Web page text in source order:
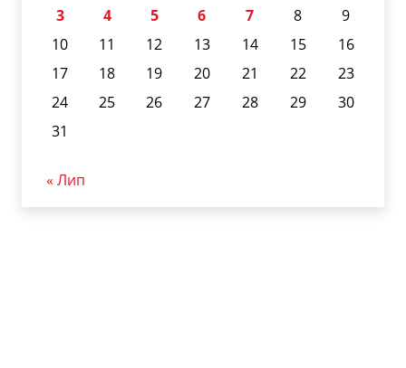
3
4 5 6 7 8
9
10
11 12 13 14 15
16
17
18 19 20 21 22
23
24
25 26 27 28 29
30
31
« Лип